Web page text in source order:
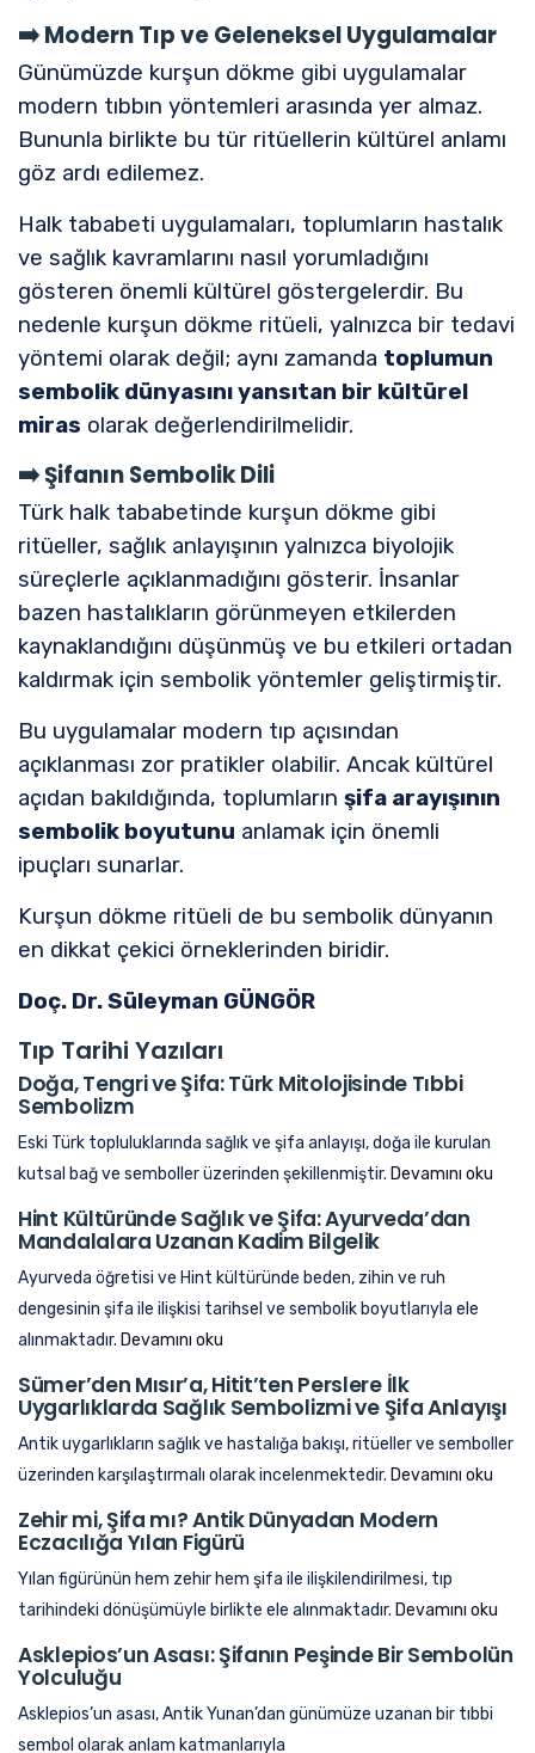
➡️Modern Tıp ve Geleneksel Uygulamalar
Günümüzde kurşun dökme gibi uygulamalar
modern tıbbın yöntemleri arasında yer almaz.
Bununla birlikte bu tür ritüellerin kültürel anlamı
göz ardı edilemez.
Halk tababeti uygulamaları, toplumların hastalık
ve sağlık kavramlarını nasıl yorumladığını
gösteren önemli kültürel göstergelerdir. Bu
nedenle kurşun dökme ritüeli, yalnızca bir tedavi
yöntemi olarak değil; aynı zamanda toplumun
sembolik dünyasını yansıtan bir kültürel
miras olarak değerlendirilmelidir.
➡️Şifanın Sembolik Dili
Türk halk tababetinde kurşun dökme gibi
ritüeller, sağlık anlayışının yalnızca biyolojik
süreçlerle açıklanmadığını gösterir. İnsanlar
bazen hastalıkların görünmeyen etkilerden
kaynaklandığını düşünmüş ve bu etkileri ortadan
kaldırmak için sembolik yöntemler geliştirmiştir.
Bu uygulamalar modern tıp açısından
açıklanması zor pratikler olabilir. Ancak kültürel
açıdan bakıldığında, toplumların şifa arayışının
sembolik boyutunu anlamak için önemli
ipuçları sunarlar.
Kurşun dökme ritüeli de bu sembolik dünyanın
en dikkat çekici örneklerinden biridir.
Doç. Dr. Süleyman GÜNGÖR
Tıp Tarihi Yazıları
Doğa, Tengri ve Şifa: Türk Mitolojisinde Tıbbi
Sembolizm
Eski Türk topluluklarında sağlık ve şifa anlayışı, doğa ile kurulan
kutsal bağ ve semboller üzerinden şekillenmiştir. Devamını oku
Hint Kültüründe Sağlık ve Şifa: Ayurveda’dan
Mandalalara Uzanan Kadim Bilgelik
Ayurveda öğretisi ve Hint kültüründe beden, zihin ve ruh
dengesinin şifa ile ilişkisi tarihsel ve sembolik boyutlarıyla ele
alınmaktadır. Devamını oku
Sümer’den Mısır’a, Hitit’ten Perslere İlk
Uygarlıklarda Sağlık Sembolizmi ve Şifa Anlayışı
Antik uygarlıkların sağlık ve hastalığa bakışı, ritüeller ve semboller
üzerinden karşılaştırmalı olarak incelenmektedir. Devamını oku
Zehir mi, Şifa mı? Antik Dünyadan Modern
Eczacılığa Yılan Figürü
Yılan figürünün hem zehir hem şifa ile ilişkilendirilmesi, tıp
tarihindeki dönüşümüyle birlikte ele alınmaktadır. Devamını oku
Asklepios’un Asası: Şifanın Peşinde Bir Sembolün
Yolculuğu
Asklepios’un asası, Antik Yunan’dan günümüze uzanan bir tıbbi
sembol olarak anlam katmanlarıyla